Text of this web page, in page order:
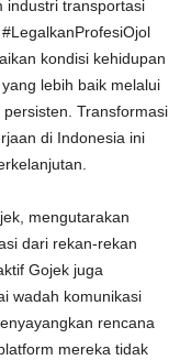
industri transportasi
kondisi kehidupan
lebih baik melalui
Transformasi
di Indonesia ini
mengutarakan
dari rekan-rekan
Gojek juga
wadah komunikasi
rencana
mereka tidak